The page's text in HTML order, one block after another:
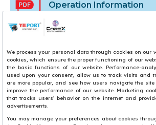
Operation Information
Yilport TYER Rev. 10